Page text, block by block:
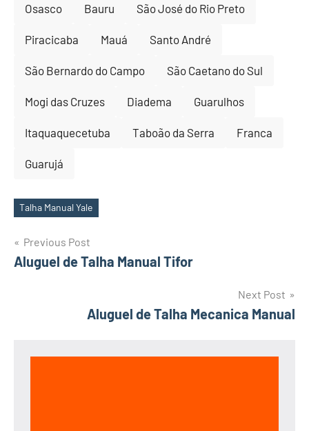
Osasco Bauru São José do Rio Preto
Piracicaba Mauá Santo André
São Bernardo do Campo São Caetano do Sul
Mogi das Cruzes Diadema Guarulhos
Itaquaquecetuba Taboão da Serra Franca
Guarujá
Tags
Talha Manual Yale
Post
navigation
Previous Post
Aluguel de Talha Manual Tifor
Next Post
Aluguel de Talha Mecanica Manual